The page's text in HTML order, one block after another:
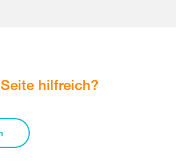
hilfreich?